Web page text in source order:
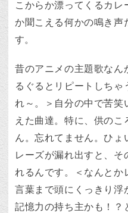
こからか漂ってくるカレ
か聞こえる何かの鳴き声
す。
昔のアニメの主題歌なん
るぐるとリピートしちゃ
れ～。＞自分の中で苦笑
えた曲達。特に、供の
ん。忘れてません。ひょ
レーズが漏れ出すと、そ
れるんです。＜なんとか
言葉まで頭にくっきり浮
記憶力の持ち主かも！？